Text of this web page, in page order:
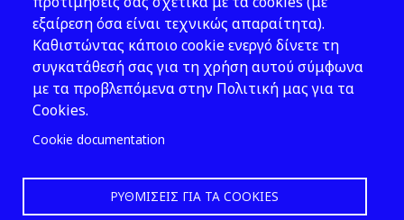
Ακολουθήστε μας
εξαίρεση όσα είναι τεχνικώς απαραίτητα).
Καθιστώντας κάποιο cookie ενεργό δίνετε τη
συγκατάθεσή σας για τη χρήση αυτού σύμφωνα
με τα προβλεπόμενα στην Πολιτική μας για τα
Cookies.
Cookie documentation
ΡΥΘΜΊΣΕΙΣ ΓΙΑ ΤΑ COOKIES